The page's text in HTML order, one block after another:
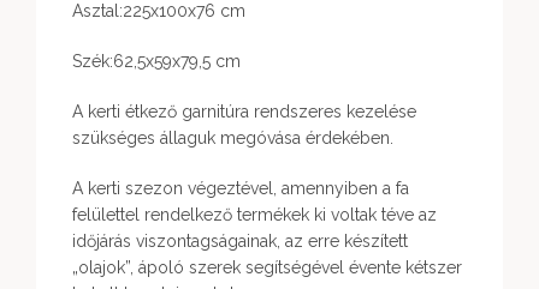
Asztal:225x100x76 cm
Szék:62,5x59x79,5 cm
A kerti étkező garnitúra rendszeres kezelése
szükséges állaguk megóvása érdekében.
A kerti szezon végeztével, amennyiben a fa
felülettel rendelkező termékek ki voltak téve az
időjárás viszontagságainak, az erre készített
„olajok”, ápoló szerek segítségével évente kétszer